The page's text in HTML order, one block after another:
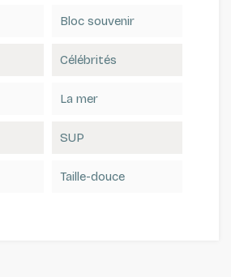
Bloc souvenir
Célébrités
La mer
SUP
Taille-douce